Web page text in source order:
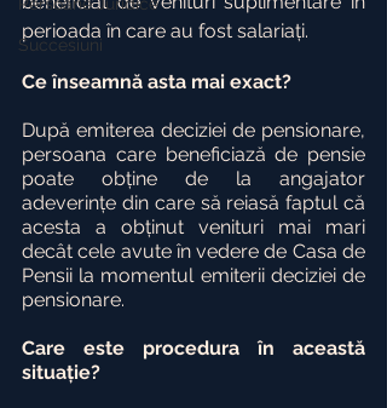
Succesiuni
perioada în care au fost salariați.
Ce înseamnă asta mai exact?
După emiterea deciziei de pensionare,
persoana care beneficiază de pensie
poate obține de la angajator
adeverințe din care să reiasă faptul că
acesta a obținut venituri mai mari
decât cele avute în vedere de Casa de
Pensii la momentul emiterii deciziei de
pensionare.
Care este procedura în această
situație?